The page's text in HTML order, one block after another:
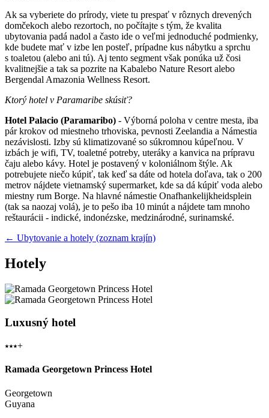
Ak sa vyberiete do prírody, viete tu prespať v rôznych drevených
domčekoch alebo rezortoch, no počítajte s tým, že kvalita
ubytovania padá nadol a často ide o veľmi jednoduché podmienky,
kde budete mať v izbe len posteľ, prípadne kus nábytku a sprchu
s toaletou (alebo ani tú). Aj tento segment však ponúka už čosi
kvalitnejšie a tak sa pozrite na Kabalebo Nature Resort alebo
Bergendal Amazonia Wellness Resort.
Ktorý hotel v Paramaribe skúsiť?
Hotel Palacio (Paramaribo) - Výborná poloha v centre mesta, iba
pár krokov od miestneho trhoviska, pevnosti Zeelandia a Námestia
nezávislosti. Izby sú klimatizované so súkromnou kúpeľnou. V
izbách je wifi, TV, toaletné potreby, uteráky a kanvica na prípravu
čaju alebo kávy. Hotel je postavený v koloniálnom štýle. Ak
potrebujete niečo kúpiť, tak keď sa dáte od hotela doľava, tak o 200
metrov nájdete vietnamský supermarket, kde sa dá kúpiť voda alebo
miestny rum Borge. Na hlavné námestie Onafhankelijkheidsplein
(tak sa naozaj volá), je to pešo iba 10 minút a nájdete tam mnoho
reštaurácii - indické, indonézske, medzinárodné, surinamské.
← Ubytovanie a hotely (zoznam krajín)
Hotely
Luxusný hotel
⭑⭑⭑+
Ramada Georgetown Princess Hotel
Georgetown
Guyana